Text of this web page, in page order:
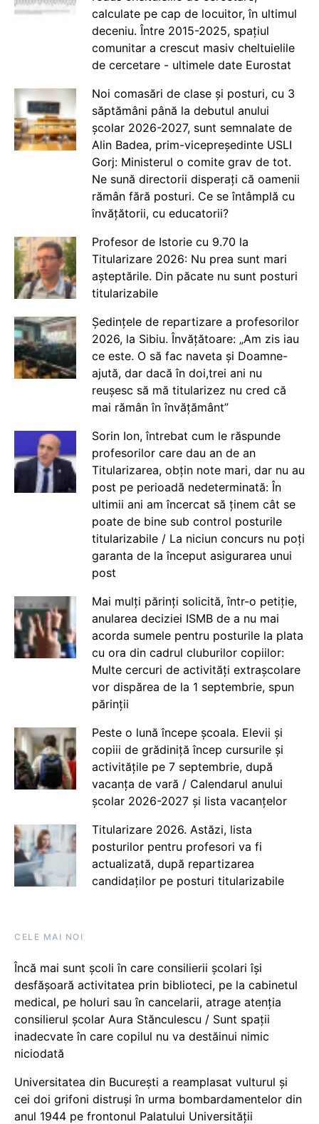
calculate pe cap de locuitor, în ultimul
deceniu. Între 2015-2025, spațiul
comunitar a crescut masiv cheltuielile
de cercetare - ultimele date Eurostat
Noi comasări de clase și posturi, cu 3
săptămâni până la debutul anului
școlar 2026-2027, sunt semnalate de
Alin Badea, prim-vicepreședinte USLI
Gorj: Ministerul o comite grav de tot.
Ne sună directorii disperați că oamenii
rămân fără posturi. Ce se întâmplă cu
învățătorii, cu educatorii?
Profesor de Istorie cu 9.70 la
Titularizare 2026: Nu prea sunt mari
așteptările. Din păcate nu sunt posturi
titularizabile
Ședințele de repartizare a profesorilor
2026, la Sibiu. Învățătoare: „Am zis iau
ce este. O să fac naveta și Doamne-
ajută, dar dacă în doi,trei ani nu
reușesc să mă titularizez nu cred că
mai rămân în învățământ”
Sorin Ion, întrebat cum le răspunde
profesorilor care dau an de an
Titularizarea, obțin note mari, dar nu au
post pe perioadă nedeterminată: În
ultimii ani am încercat să ținem cât se
poate de bine sub control posturile
titularizabile / La niciun concurs nu poți
garanta de la început asigurarea unui
post
Mai mulți părinți solicită, într-o petiție,
anularea deciziei ISMB de a nu mai
acorda sumele pentru posturile la plata
cu ora din cadrul cluburilor copiilor:
Multe cercuri de activități extrașcolare
vor dispărea de la 1 septembrie, spun
părinții
Peste o lună începe școala. Elevii și
copiii de grădiniță încep cursurile și
activitățile pe 7 septembrie, după
vacanța de vară / Calendarul anului
școlar 2026-2027 și lista vacanțelor
Titularizare 2026. Astăzi, lista
posturilor pentru profesori va fi
actualizată, după repartizarea
candidaților pe posturi titularizabile
CELE MAI NOI
Încă mai sunt școli în care consilierii școlari își
desfășoară activitatea prin biblioteci, pe la cabinetul
medical, pe holuri sau în cancelarii, atrage atenția
consilierul școlar Aura Stănculescu / Sunt spații
inadecvate în care copilul nu va destăinui nimic
niciodată
Universitatea din București a reamplasat vulturul și
cei doi grifoni distruși în urma bombardamentelor din
anul 1944 pe frontonul Palatului Universității